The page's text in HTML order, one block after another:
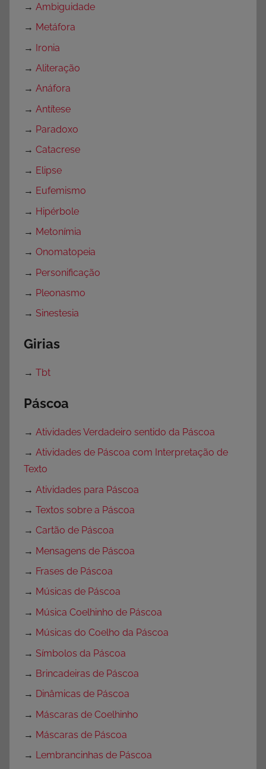
→ Ambiguidade
→ Metáfora
→ Ironia
→ Aliteração
→ Anáfora
→ Antítese
→ Paradoxo
→ Catacrese
→ Elipse
→ Eufemismo
→ Hipérbole
→ Metonímia
→ Onomatopeia
→ Personificação
→ Pleonasmo
→ Sinestesia
Girias
→ Tbt
Páscoa
→ Atividades Verdadeiro sentido da Páscoa
→ Atividades de Páscoa com Interpretação de
Texto
→ Atividades para Páscoa
→ Textos sobre a Páscoa
→ Cartão de Páscoa
→ Mensagens de Páscoa
→ Frases de Páscoa
→ Músicas de Páscoa
→ Música Coelhinho de Páscoa
→ Músicas do Coelho da Páscoa
→ Símbolos da Páscoa
→ Brincadeiras de Páscoa
→ Dinâmicas de Páscoa
→ Máscaras de Coelhinho
→ Máscaras de Páscoa
→ Lembrancinhas de Páscoa